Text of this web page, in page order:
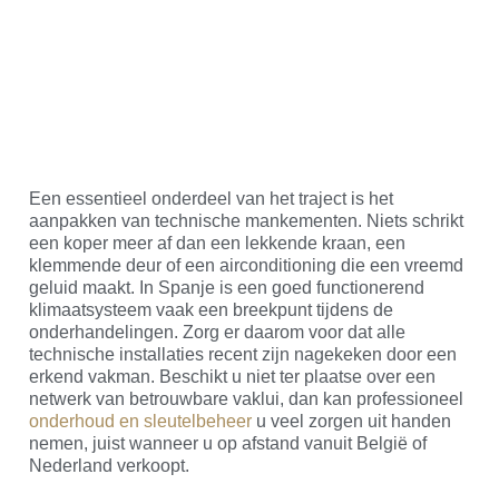
Een essentieel onderdeel van het traject is het
aanpakken van technische mankementen. Niets schrikt
een koper meer af dan een lekkende kraan, een
klemmende deur of een airconditioning die een vreemd
geluid maakt. In Spanje is een goed functionerend
klimaatsysteem vaak een breekpunt tijdens de
onderhandelingen. Zorg er daarom voor dat alle
technische installaties recent zijn nagekeken door een
erkend vakman. Beschikt u niet ter plaatse over een
netwerk van betrouwbare vaklui, dan kan professioneel
onderhoud en sleutelbeheer u veel zorgen uit handen
nemen, juist wanneer u op afstand vanuit België of
Nederland verkoopt.